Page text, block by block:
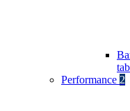
Performance 2